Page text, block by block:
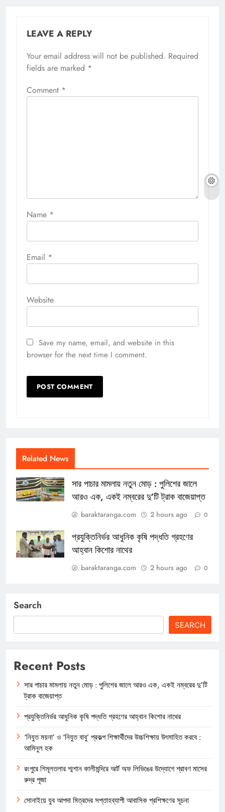
LEAVE A REPLY
Your email address will not be published. Required
fields are marked *
Comment *
Name *
Email *
Website
Save my name, email, and website in this
browser for the next time I comment.
Related News
সার পাচার মামলায় নতুন মোড় : পুলিশের জালে
আরও এক, একই নম্বরের দু’টি ট্রাক বাজেয়াপ্ত
baraktaranga.com 2 hours ago 0
প্রযুক্তিনির্ভর আধুনিক কৃষি পদ্ধতি গ্রহণের
আহ্বান কিশোর নাথের
baraktaranga.com 2 hours ago 0
Search
SEARCH
Recent Posts
সার পাচার মামলায় নতুন মোড় : পুলিশের জালে আরও এক, একই নম্বরের দু’টি
ট্রাক বাজেয়াপ্ত
প্রযুক্তিনির্ভর আধুনিক কৃষি পদ্ধতি গ্রহণের আহ্বান কিশোর নাথের
‘নিযুত ময়না’ ও ‘নিযুত বাবু’ প্রকল্প শিক্ষার্থীদের উচ্চশিক্ষায় উৎসাহিত করবে :
আমিনুল হক
রংপুরে শিমূলতলার শ্মশান কালীমন্দিরে আর্ট অফ লিভিঙের উদ্যোগে শ্রাবণ মাসের
রুদ্র পূজা
সোনাইয়ে যুব আপদা মিত্রদের সপ্তাহব্যাপী আবাসিক প্রশিক্ষণের সূচনা